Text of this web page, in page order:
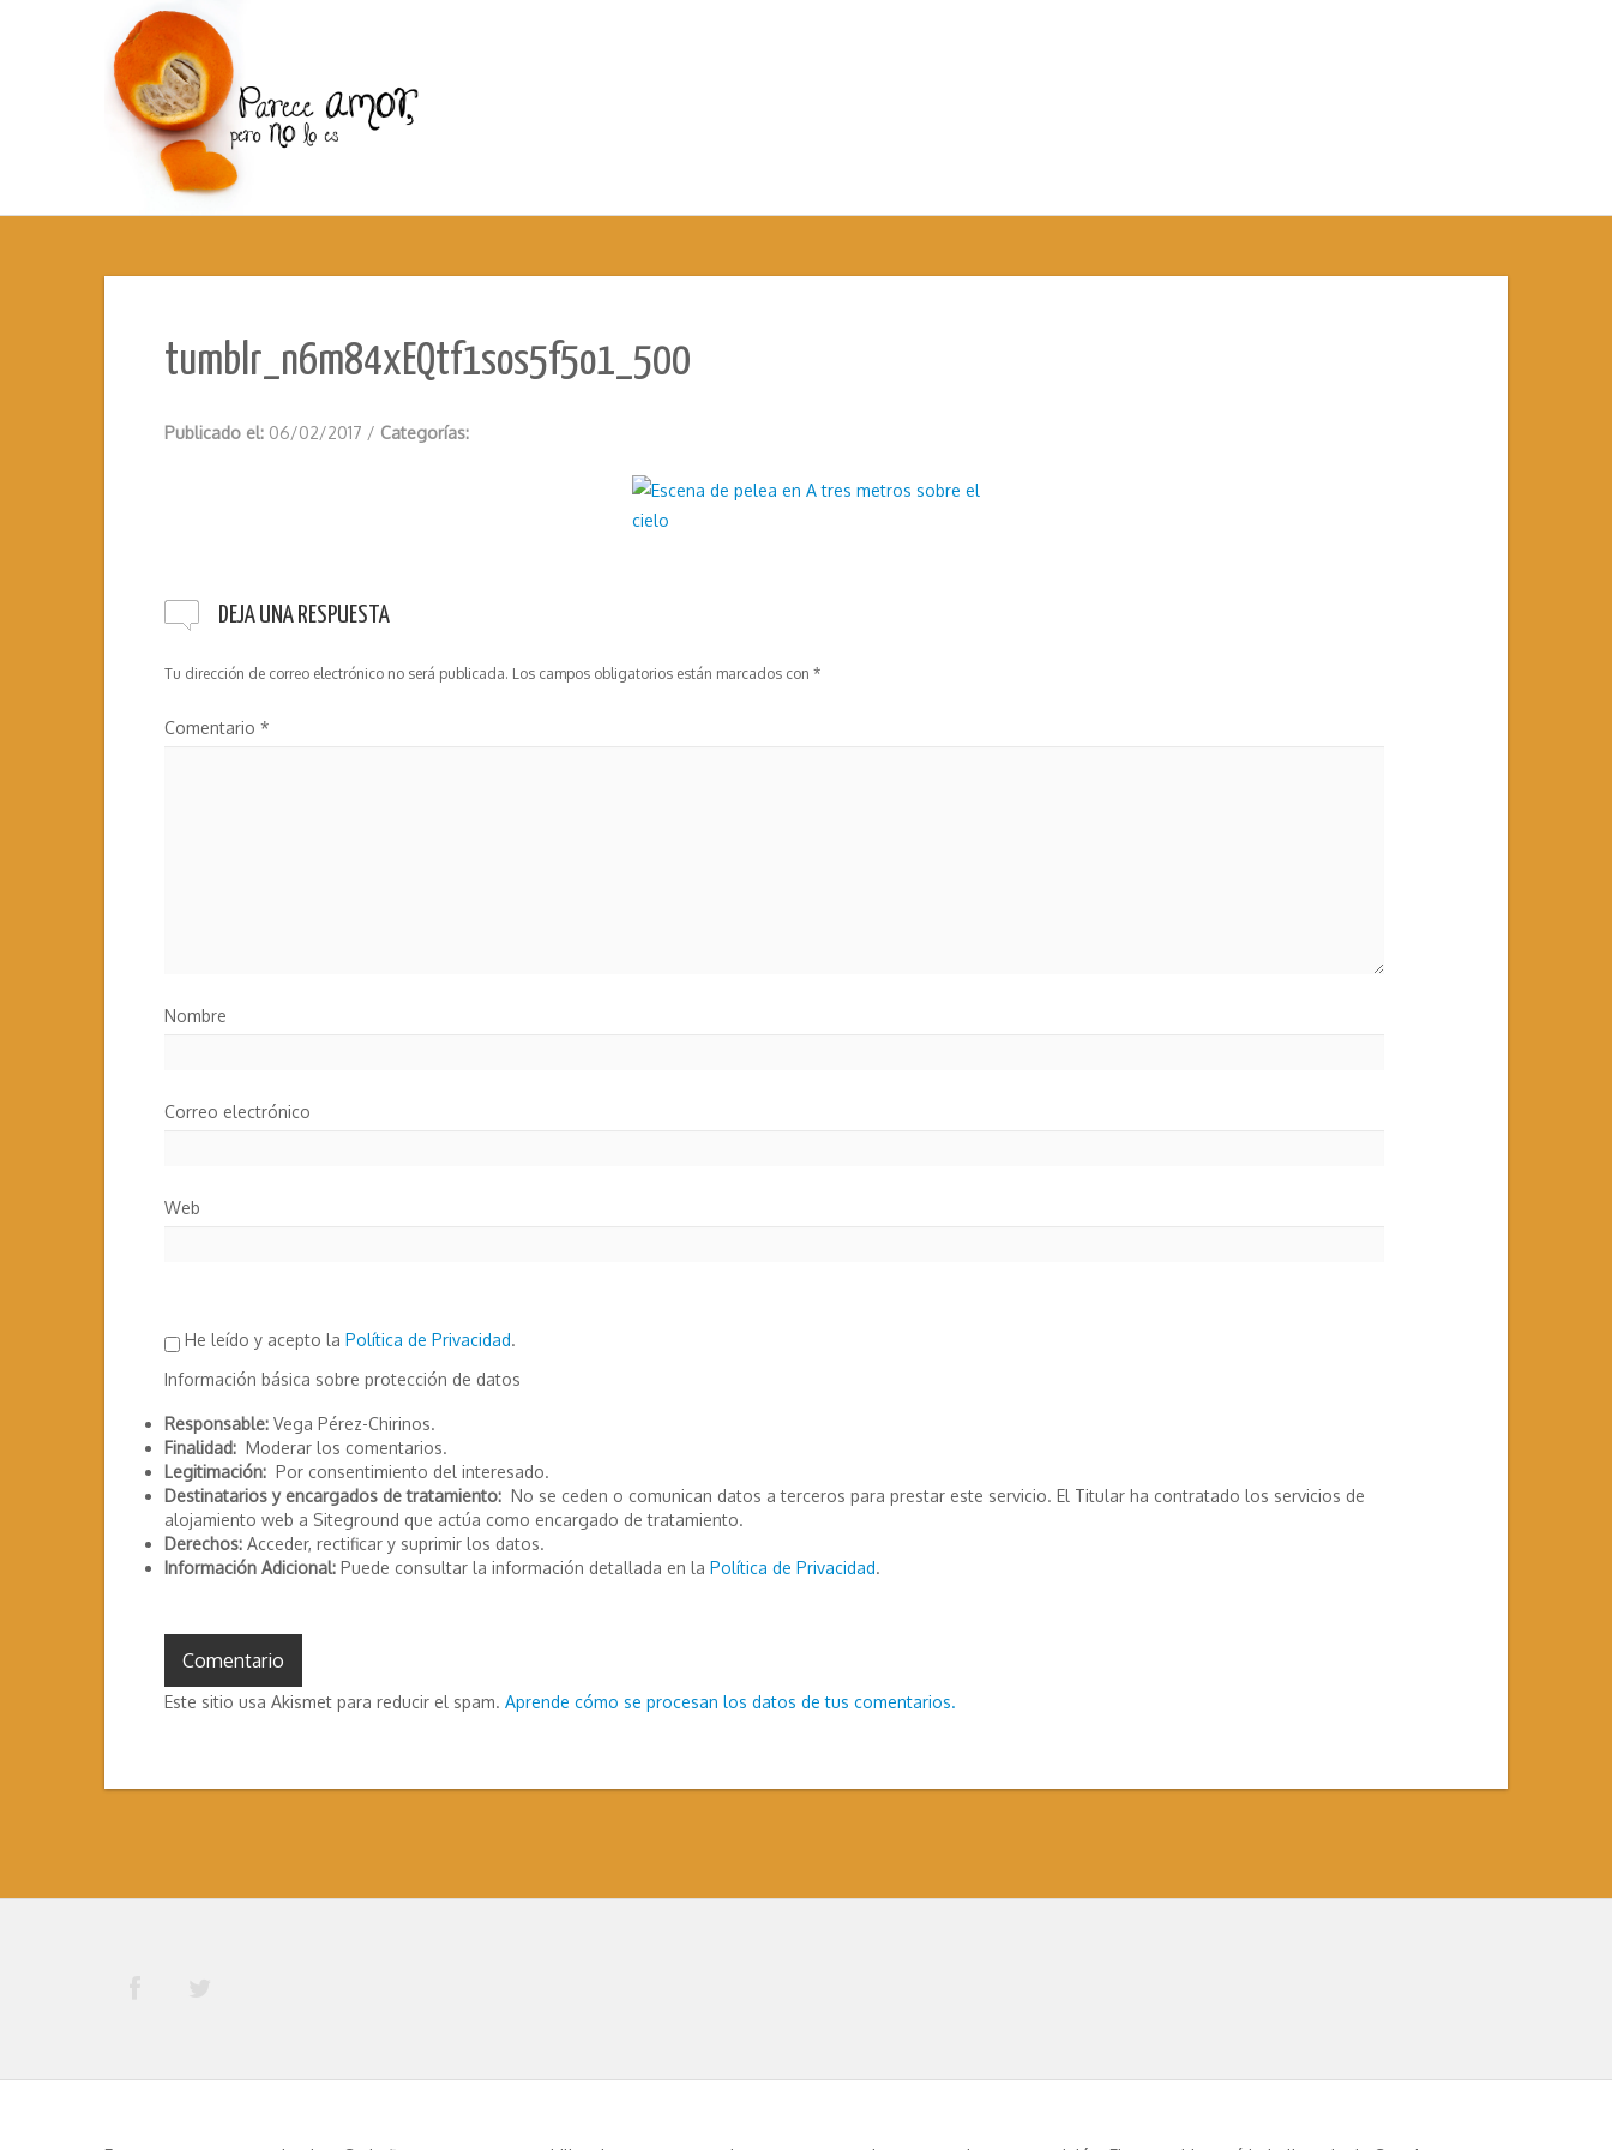
tumblr_n6m84xEQtf1sos5f5o1_500
Publicado el: 06/02/2017 / Categorías:
DEJA UNA RESPUESTA
Tu dirección de correo electrónico no será publicada. Los campos obligatorios están marcados con *
Comentario *
Nombre
Correo electrónico
Web
He leído y acepto la Política de Privacidad.
Información básica sobre protección de datos
Responsable: Vega Pérez-Chirinos.
Finalidad: Moderar los comentarios.
Legitimación: Por consentimiento del interesado.
Destinatarios y encargados de tratamiento: No se ceden o comunican datos a terceros para prestar este servicio. El Titular ha contratado los servicios de
alojamiento web a Siteground que actúa como encargado de tratamiento.
Derechos: Acceder, rectificar y suprimir los datos.
Información Adicional: Puede consultar la información detallada en la Política de Privacidad.
Este sitio usa Akismet para reducir el spam. Aprende cómo se procesan los datos de tus comentarios.